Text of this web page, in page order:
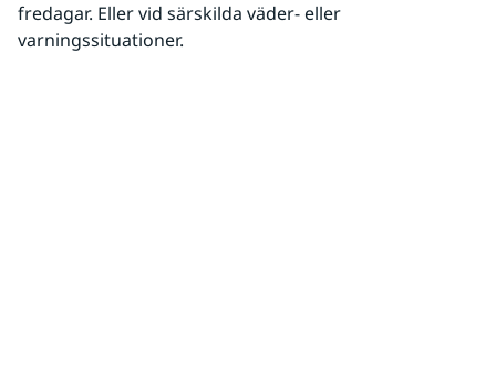
fredagar. Eller vid särskilda väder- eller
varningssituationer.